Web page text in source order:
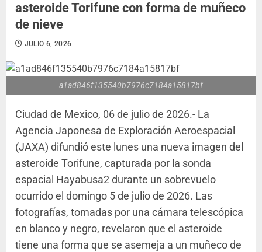
asteroide Torifune con forma de muñeco
de nieve
JULIO 6, 2026
a1ad846f135540b7976c7184a15817bf
Ciudad de Mexico, 06 de julio de 2026.- La
Agencia Japonesa de Exploración Aeroespacial
(JAXA) difundió este lunes una nueva imagen del
asteroide Torifune, capturada por la sonda
espacial Hayabusa2 durante un sobrevuelo
ocurrido el domingo 5 de julio de 2026. Las
fotografías, tomadas por una cámara telescópica
en blanco y negro, revelaron que el asteroide
tiene una forma que se asemeja a un muñeco de